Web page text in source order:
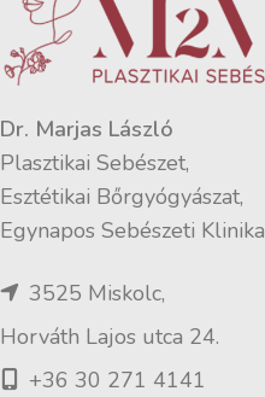
Dr. Marjas László
Plasztikai Sebészet,
Esztétikai Bőrgyógyászat,
Egynapos Sebészeti Klinika
3525 Miskolc,
Horváth Lajos utca 24.
+36 30 271 4141